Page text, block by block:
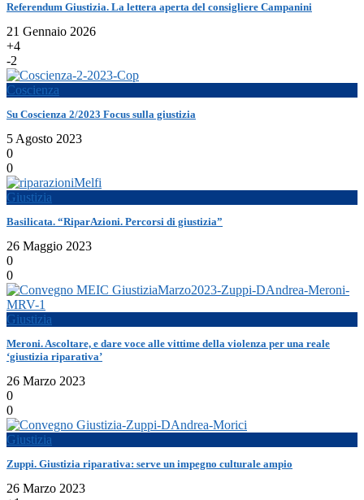
Referendum Giustizia. La lettera aperta del consigliere Campanini
21 Gennaio 2026
+4
-2
Coscienza
Su Coscienza 2/2023 Focus sulla giustizia
5 Agosto 2023
0
0
Giustizia
Basilicata. “RiparAzioni. Percorsi di giustizia”
26 Maggio 2023
0
0
Giustizia
Meroni. Ascoltare, e dare voce alle vittime della violenza per una reale
‘giustizia riparativa’
26 Marzo 2023
0
0
Giustizia
Zuppi. Giustizia riparativa: serve un impegno culturale ampio
26 Marzo 2023